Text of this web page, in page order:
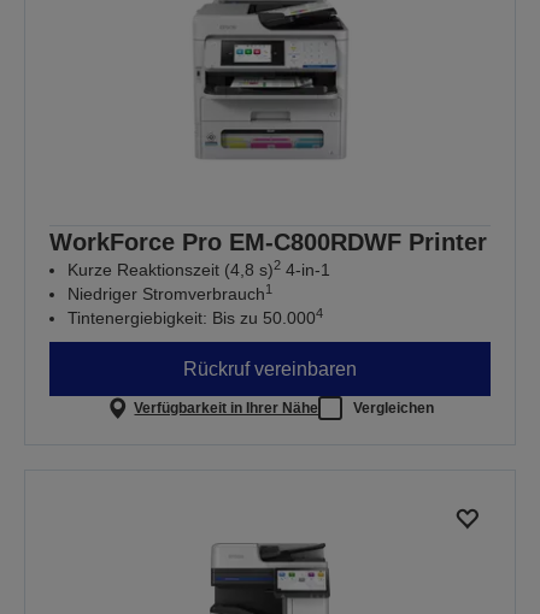
WorkForce Pro EM-C800RDWF Printer
Kurze Reaktionszeit (4,8 s)2 4-in-1
Niedriger Stromverbrauch1
Tintenergiebigkeit: Bis zu 50.0004
Rückruf vereinbaren
Verfügbarkeit in Ihrer Nähe Vergleichen